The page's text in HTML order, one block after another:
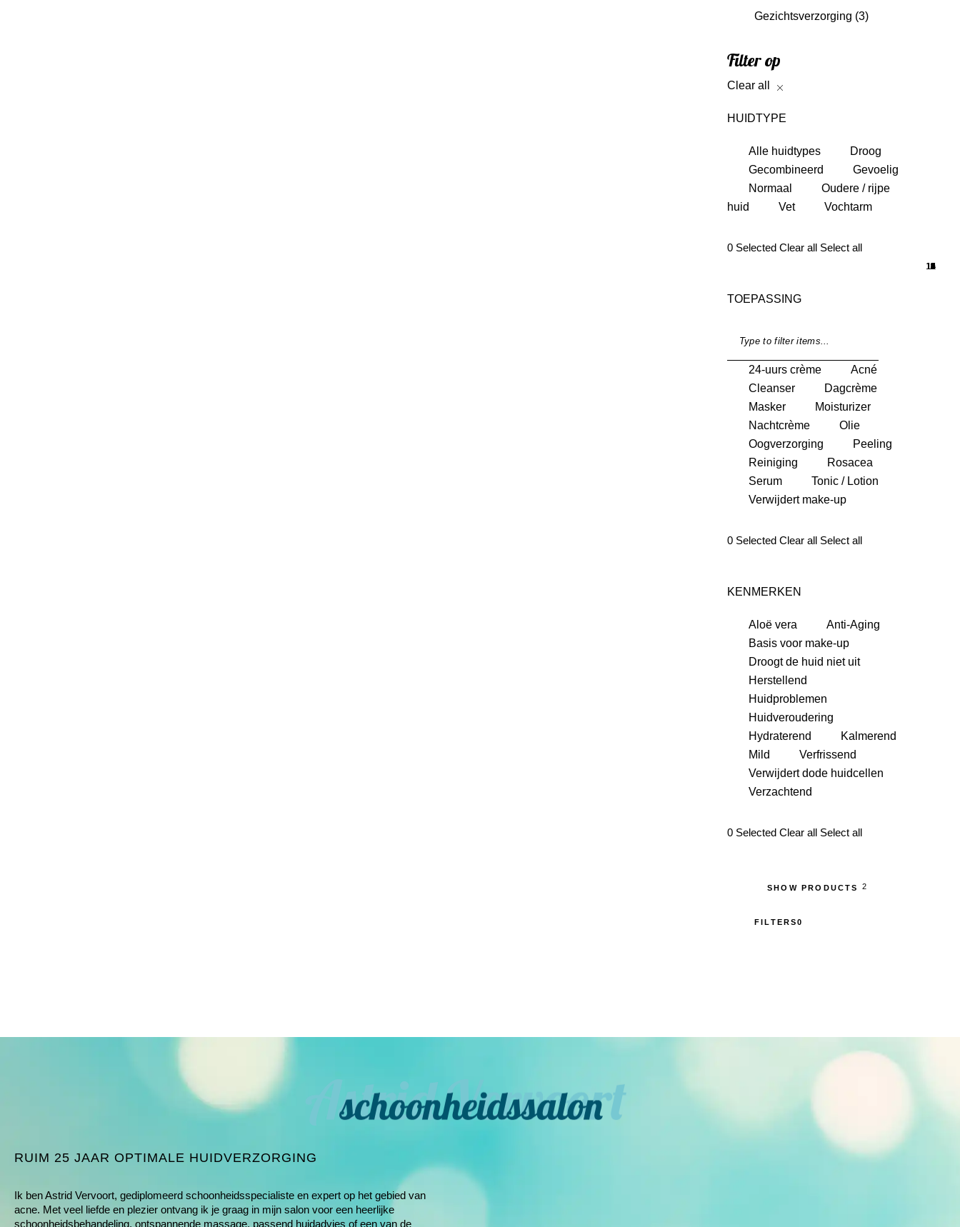
Gezichtsverzorging (3)
Filter op
Clear all
HUIDTYPE
Alle huidtypes
8
Droog
8
Gecombineerd
2
Gevoelig
11
Normaal
4
Oudere / rijpe
huid
4
Vet
3
Vochtarm
4
0 Selected Clear all Select all
TOEPASSING
24-uurs crème
4
Acné
8
Cleanser
3
Dagcrème
4
Masker
2
Moisturizer
1
Nachtcrème
4
Olie
1
Oogverzorging
1
Peeling
2
Reiniging
4
Rosacea
2
Serum
1
Tonic / Lotion
3
Verwijdert make-up
1
0 Selected Clear all Select all
KENMERKEN
Aloë vera
1
Anti-Aging
4
Basis voor make-up
1
Droogt de huid niet uit
2
Herstellend
5
Huidproblemen
5
Huidveroudering
5
Hydraterend
10
Kalmerend
7
Mild
4
Verfrissend
2
Verwijdert dode huidcellen
2
Verzachtend
9
0 Selected Clear all Select all
SHOW PRODUCTS 2
FILTERS0
RUIM 25 JAAR OPTIMALE HUIDVERZORGING
Ik ben Astrid Vervoort, gediplomeerd schoonheids­specialiste en expert op het gebied van
acne. Met veel liefde en plezier ontvang ik je graag in mijn salon voor een heerlijke
schoonheids­behandeling, ontspannende massage, passend huidadvies of een van de